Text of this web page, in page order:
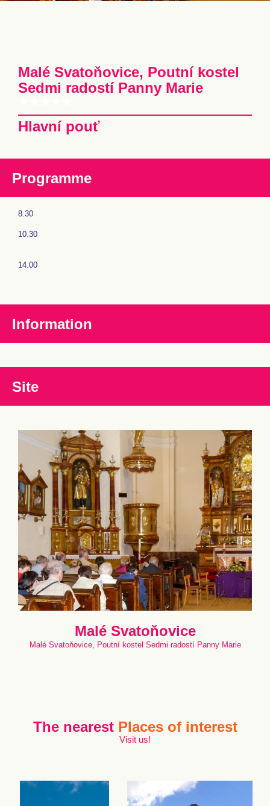
Malé Svatoňovice, Poutní kostel
Sedmi radostí Panny Marie
Hlavní pouť
Programme
8.30
10.30
14.00
Information
Site
Malé Svatoňovice
Malé Svatoňovice, Poutní kostel Sedmi radostí Panny Marie
The nearest Places of interest
Visit us!